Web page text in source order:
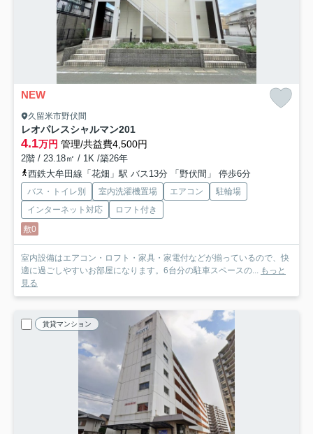
NEW
久留米市野伏間
レオパレスシャルマン201
4.1万円 管理/共益費4,500円
2階 / 23.18㎡ / 1K /築26年
西鉄大牟田線「花畑」駅 バス13分 「野伏間」 停歩6分
バス・トイレ別 室内洗濯機置場 エアコン
駐輪場
インターネット対応
ロフト付き
敷0
室内設備はエアコン・ロフト・家具・家電付などが揃っているので、快
適に過ごしやすいお部屋になります。6台分の駐車スペースの...
もっと
見る
賃貸マンション